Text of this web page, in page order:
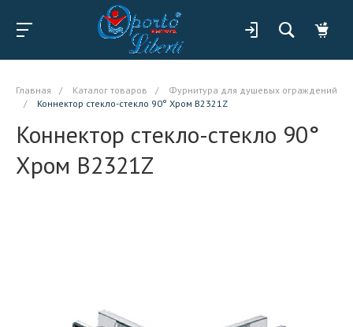
Главная / Каталог товаров /
Фурнитура для душевых ограждений
/
Коннектор стекло-стекло 90° Хром B2321Z
Коннектор стекло-стекло 90°
Хром B2321Z